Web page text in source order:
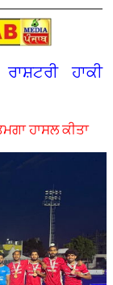
ਹਾਕੀ
ਹਾਸਲ ਕੀਤਾ